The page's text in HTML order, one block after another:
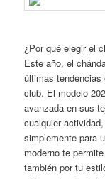
¿Por qué elegir el
Este año, el
últimas tendencias
club. El modelo
avanzada en sus
cualquier
simplemente para
moderno te
también por tu